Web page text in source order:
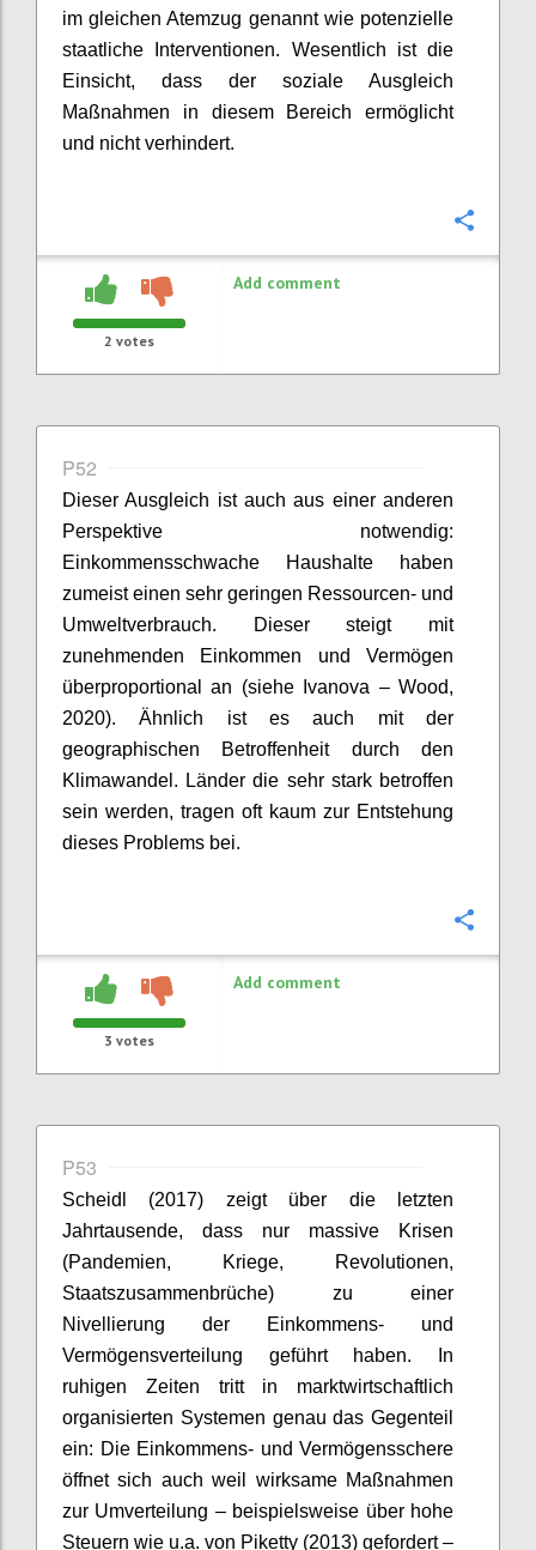
im gleichen Atemzug genannt wie potenzielle
staatliche Interventionen. Wesentlich ist die
Einsicht, dass der soziale Ausgleich
Maßnahmen in diesem Bereich ermöglicht
und nicht verhindert.
2 votes
Add comment
P52
Dieser Ausgleich ist auch aus einer anderen
Perspektive notwendig:
Einkommensschwache Haushalte haben
zumeist einen sehr geringen Ressourcen- und
Umweltverbrauch. Dieser steigt mit
zunehmenden Einkommen und Vermögen
überproportional an (siehe
Ivanova – Wood,
2020). Ähnlich ist es auch mit der
geographischen Betroffenheit durch den
Klimawandel. Länder die sehr stark betroffen
sein werden, tragen oft kaum zur Entstehung
dieses Problems bei.
3 votes
Add comment
P53
Scheidl
(2017) zeigt über die letzten
Jahrtausende, dass nur massive Krisen
(Pandemien, Kriege, Revolutionen,
Staatszusammenbrüche) zu einer
Nivellierung der Einkommens- und
Vermögensverteilung geführt haben. In
ruhigen Zeiten tritt in marktwirtschaftlich
organisierten Systemen genau das Gegenteil
ein: Die Einkommens- und Vermögensschere
öffnet sich auch weil wirksame Maßnahmen
zur Umverteilung – beispielsweise über hohe
Steuern wie u.a. von Piketty (2013) gefordert –